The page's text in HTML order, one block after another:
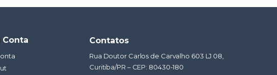
Conta Contatos
Rua Doutor Carlos de Carvalho 603 LJ 08,
Curitiba/PR – CEP: 80430-180